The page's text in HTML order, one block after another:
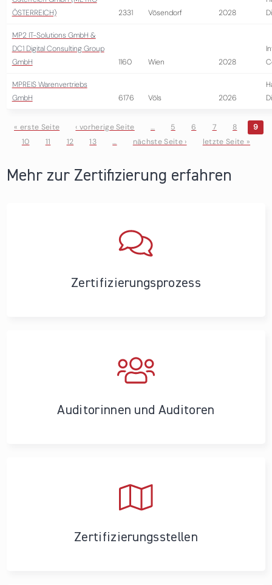
ÖSTERREICH)
2331 Vösendorf 2028
MP2 IT-Solutions GmbH &
DC1 Digital Consulting Group
GmbH
1160 Wien 2028
MPREIS Warenvertriebs
GmbH
6176 Völs 2026
Seiten
« erste Seite ‹ vorherige Seite … 5 6 7 8
9
10
11 12 13 … nächste Seite › letzte Seite »
Mehr zur Zertifizierung erfahren
Zertifizierungs­prozess
Auditorinnen und Auditoren
Zertifizierungs­stellen